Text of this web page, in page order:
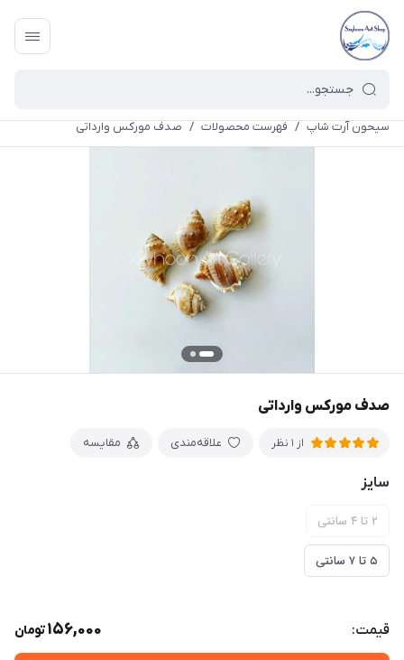
سیحون آرت شاپ / فهرست محصولات / صدف مورکس وارداتی
صدف مورکس وارداتی
از 1 نظر علاقه‌مندی مقایسه
سایز
۲ تا ۴ سانتی
۵ تا ۷ سانتی
قیمت: 156,000تومان